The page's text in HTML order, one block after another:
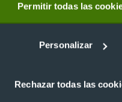
Permitir todas las
Personalizar
Rechazar todas las